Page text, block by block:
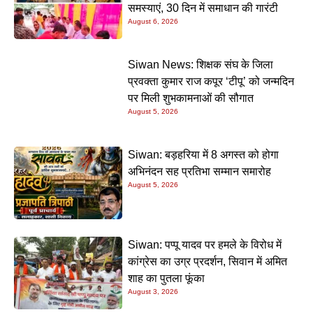
समस्याएं, 30 दिन में समाधान की गारंटी
August 6, 2026
Siwan News: शिक्षक संघ के जिला
प्रवक्ता कुमार राज कपूर ‘टीपू’ को जन्मदिन
पर मिली शुभकामनाओं की सौगात
August 5, 2026
Siwan: बड़हरिया में 8 अगस्त को होगा
अभिनंदन सह प्रतिभा सम्मान समारोह
August 5, 2026
Siwan: पप्पू यादव पर हमले के विरोध में
कांग्रेस का उग्र प्रदर्शन, सिवान में अमित
शाह का पुतला फूंका
August 3, 2026